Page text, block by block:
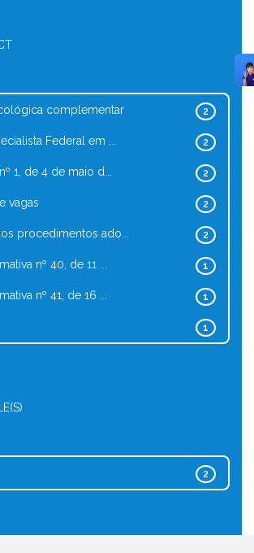
2
complementar
2
Federal em ...
2
1, de 4 de maio d...
2
vagas
2
procedimentos ado...
1
nº 40, de 11 ...
1
nº 41, de 16 ...
1
2